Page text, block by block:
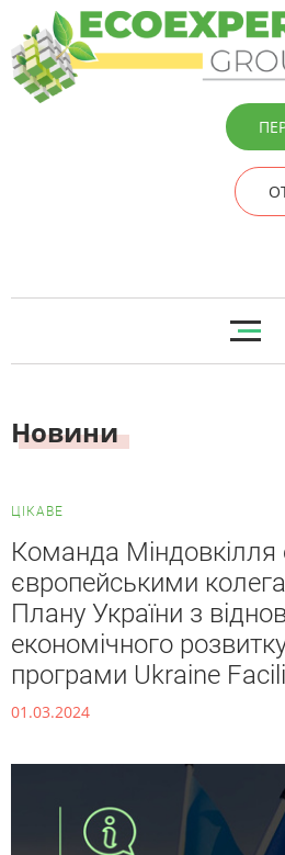
Новини
ЦІКАВЕ
Команда Міндовкілля
європейськими
Плану України з
економічного
програми Ukraine
01.03.2024